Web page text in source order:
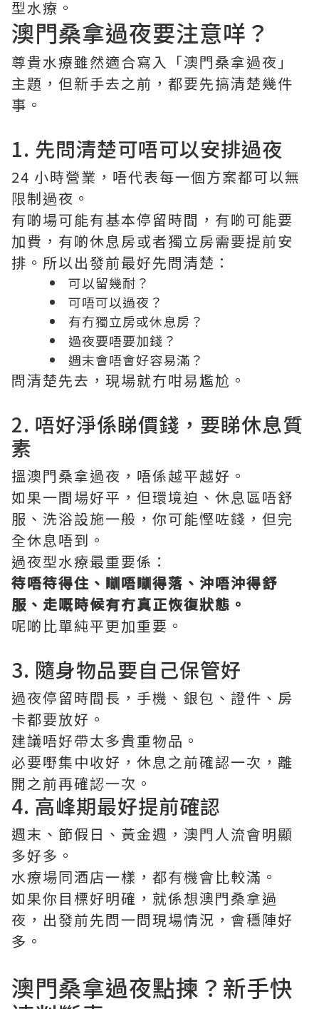
型水療。
澳門桑拿過夜要注意咩？
尊貴水療雖然適合寫入「澳門桑拿過夜」
主題，但新手去之前，都要先搞清楚幾件
事。
1. 先問清楚可唔可以安排過夜
24 小時營業，唔代表每一個方案都可以無
限制過夜。
有啲場可能有基本停留時間，有啲可能要
加費，有啲休息房或者獨立房需要提前安
排。所以出發前最好先問清楚：
可以留幾耐？
可唔可以過夜？
有冇獨立房或休息房？
過夜要唔要加錢？
週末會唔會好容易滿？
問清楚先去，現場就冇咁易尷尬。
2. 唔好淨係睇價錢，要睇休息質
素
搵澳門桑拿過夜，唔係越平越好。
如果一間場好平，但環境迫、休息區唔舒
服、洗浴設施一般，你可能慳咗錢，但完
全休息唔到。
過夜型水療最重要係：
待唔待得住、瞓唔瞓得落、沖唔沖得舒
服、走嘅時候有冇真正恢復狀態。
呢啲比單純平更加重要。
3. 隨身物品要自己保管好
過夜停留時間長，手機、銀包、證件、房
卡都要放好。
建議唔好帶太多貴重物品。
必要嘢集中收好，休息之前確認一次，離
開之前再確認一次。
4. 高峰期最好提前確認
週末、節假日、黃金週，澳門人流會明顯
多好多。
水療場同酒店一樣，都有機會比較滿。
如果你目標好明確，就係想澳門桑拿過
夜，出發前先問一問現場情況，會穩陣好
多。
澳門桑拿過夜點揀？新手快